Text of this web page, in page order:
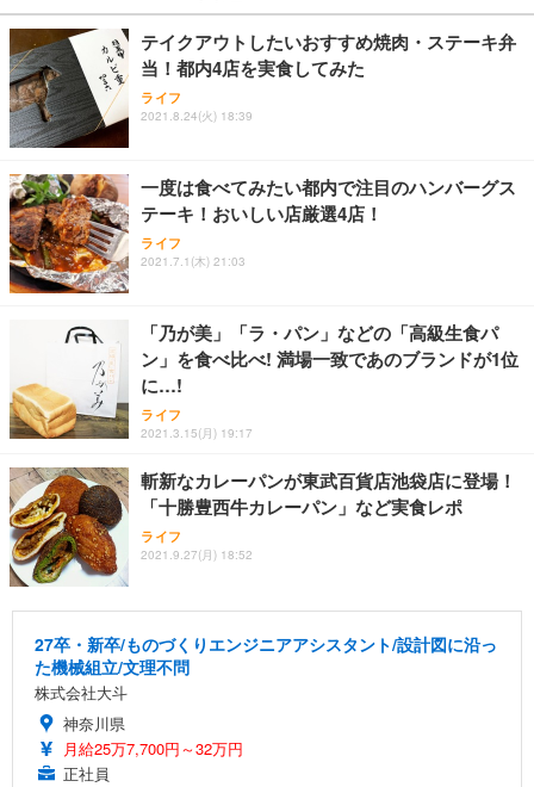
テイクアウトしたいおすすめ焼肉・ステーキ弁
当！都内4店を実食してみた
ライフ
2021.8.24(火) 18:39
一度は食べてみたい都内で注目のハンバーグス
テーキ！おいしい店厳選4店！
ライフ
2021.7.1(木) 21:03
「乃が美」「ラ・パン」などの「高級生食パ
ン」を食べ比べ! 満場一致であのブランドが1位
に…!
ライフ
2021.3.15(月) 19:17
斬新なカレーパンが東武百貨店池袋店に登場！
「十勝豊西牛カレーパン」など実食レポ
ライフ
2021.9.27(月) 18:52
27卒・新卒/ものづくりエンジニアアシスタント/設計図に沿っ
た機械組立/文理不問
株式会社大斗
神奈川県
月給25万7,700円～32万円
正社員